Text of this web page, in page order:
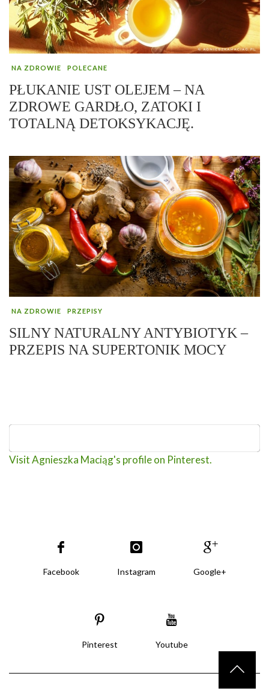
NA ZDROWIE POLECANE
PŁUKANIE UST OLEJEM – NA
ZDROWE GARDŁO, ZATOKI I
TOTALNĄ DETOKSYKACJĘ.
NA ZDROWIE PRZEPISY
SILNY NATURALNY ANTYBIOTYK –
PRZEPIS NA SUPERTONIK MOCY
Visit Agnieszka Maciąg's profile on Pinterest.
Facebook Instagram Google+
Pinterest Youtube